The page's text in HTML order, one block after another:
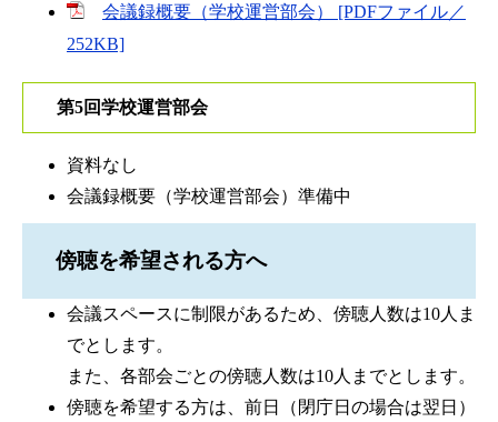
会議録概要（学校運営部会） [PDFファイル／
252KB]
第5回学校運営部会
資料なし
会議録概要（学校運営部会）準備中
傍聴を希望される方へ
会議スペースに制限があるため、傍聴人数は10人ま
でとします。
また、各部会ごとの傍聴人数は10人までとします。
傍聴を希望する方は、前日（閉庁日の場合は翌日）